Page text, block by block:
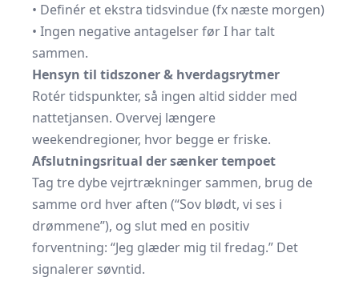
• Definér et ekstra tidsvindue (fx næste morgen)
• Ingen negative antagelser før I har talt
sammen.
Hensyn til tidszoner & hverdagsrytmer
Rotér tidspunkter, så ingen altid sidder med
nattetjansen. Overvej længere
weekendregioner, hvor begge er friske.
Afslutningsritual der sænker tempoet
Tag tre dybe vejrtrækninger sammen, brug de
samme ord hver aften (“Sov blødt, vi ses i
drømmene”), og slut med en positiv
forventning: “Jeg glæder mig til fredag.” Det
signalerer søvntid.